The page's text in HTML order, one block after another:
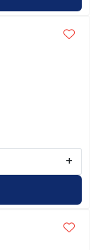
+